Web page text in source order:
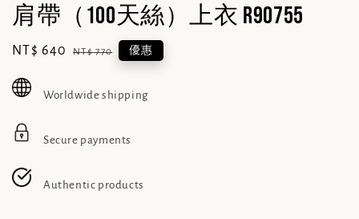
肩帶（100天絲）上衣 R90755
Sale
NT$ 640 Regular
NT$ 770 優惠
Worldwide shipping
Secure payments
Authentic products